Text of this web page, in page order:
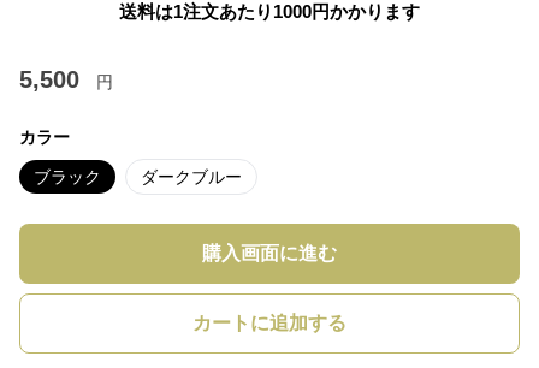
送料は1注文あたり 1000円かかります
5,500 円
カラー
ブラック ダークブルー
購入画面に進む
カートに追加する